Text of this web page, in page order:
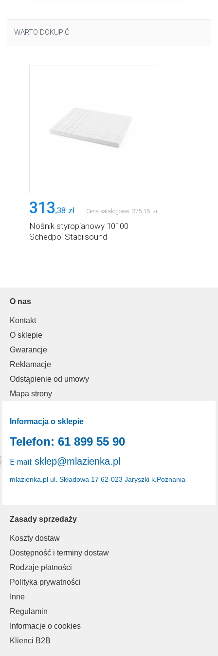
WARTO DOKUPIĆ
313,38 zł Cena katalogowa: 375,15 zł
Nośnik styropianowy 10100
Schedpol Stabilsound
O nas
Kontakt
O sklepie
Gwarancje
Reklamacje
Odstąpienie od umowy
Mapa strony
Zasady sprzedaży
Koszty dostaw
Dostępność i terminy dostaw
Rodzaje płatności
Polityka prywatności
Inne
Regulamin
Informacje o cookies
Klienci B2B
Informacja o sklepie
mlazienka.pl ul. Składowa 17 62-023 Jaryszki k.Poznania
Telefon: 61 899 55 90
E-mail: sklep@mlazienka.pl